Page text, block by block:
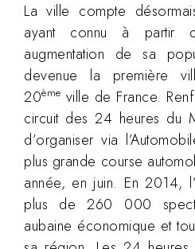
La ville compte
ayant connu à partir
augmentation de sa
devenue la première
20ème ville de France.
circuit des 24 heures du
d’organiser via
plus grande course
année, en juin. En 2014,
plus de 260 000
aubaine économique et